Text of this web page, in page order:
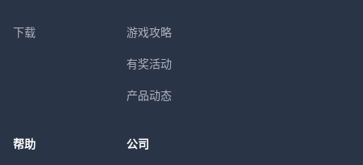
下载 游戏攻略
有奖活动
产品动态
帮助 公司